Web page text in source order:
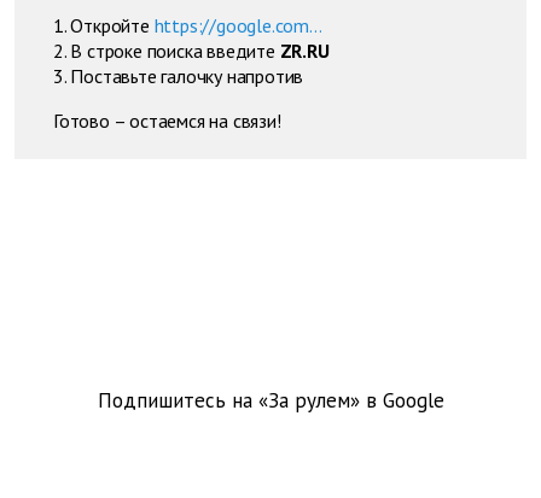
1. Откройте https://google.com...
2. В строке поиска введите ZR.RU
3. Поставьте галочку напротив
Готово – остаемся на связи!
Подпишитесь на «За рулем» в Google